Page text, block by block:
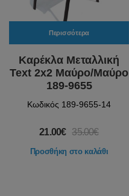
Περισσότερα
Καρέκλα Μεταλλική
Text 2x2 Μαύρο/Μαύρο
189-9655
Κωδικός 189-9655-14
21.00€ 35.00€
Προσθήκη στο καλάθι